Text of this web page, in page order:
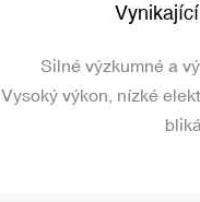
Silné výzkumné a
Vysoký výkon, nízké